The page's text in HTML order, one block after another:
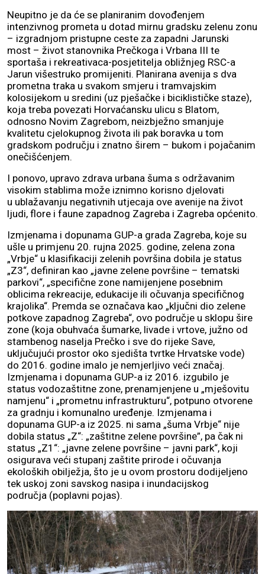
Neupitno je da će se planiranim dovođenjem
intenzivnog prometa u dotad mirnu gradsku zelenu zonu
– izgradnjom pristupne ceste za zapadni Jarunski
most – život stanovnika Prečkoga i Vrbana III te
sportaša i rekreativaca-posjetitelja obližnjeg RSC-a
Jarun višestruko promijeniti. Planirana avenija s dva
prometna traka u svakom smjeru i tramvajskim
kolosijekom u sredini (uz pješačke i biciklističke staze),
koja treba povezati Horvaćansku ulicu s Blatom,
odnosno Novim Zagrebom, neizbježno smanjuje
kvalitetu cjelokupnog života ili pak boravka u tom
gradskom području i znatno širem – bukom i pojačanim
onečišćenjem.
I ponovo, upravo zdrava urbana šuma s održavanim
visokim stablima može iznimno korisno djelovati
u ublažavanju negativnih utjecaja ove avenije na život
ljudi, flore i faune zapadnog Zagreba i Zagreba općenito.
Izmjenama i dopunama GUP-a grada Zagreba, koje su
ušle u primjenu 20. rujna 2025. godine, zelena zona
„Vrbje“ u klasifikaciji zelenih površina dobila je status
„Z3“, definiran kao „javne zelene površine – tematski
parkovi“, „specifične zone namijenjene posebnim
oblicima rekreacije, edukacije ili očuvanja specifičnog
krajolika“. Premda se označava kao „ključni dio zelene
potkove zapadnog Zagreba“, ovo područje u sklopu šire
zone (koja obuhvaća šumarke, livade i vrtove, južno od
stambenog naselja Prečko i sve do rijeke Save,
uključujući prostor oko sjedišta tvrtke Hrvatske vode)
do 2016. godine imalo je nemjerljivo veći značaj.
Izmjenama i dopunama GUP-a iz 2016. izgubilo je
status vodozaštitne zone, prenamjenjene u „mješovitu
namjenu“ i „prometnu infrastrukturu“, potpuno otvorene
za gradnju i komunalno uređenje. Izmjenama i
dopunama GUP-a iz 2025. ni sama „šuma Vrbje“ nije
dobila status „Z“: „zaštitne zelene površine”, pa čak ni
status „Z1“: „javne zelene površine – javni park“, koji
osigurava veći stupanj zaštite prirode i očuvanja
ekoloških obilježja, što je u ovom prostoru dodijeljeno
tek uskoj zoni savskog nasipa i inundacijskog
područja (poplavni pojas).